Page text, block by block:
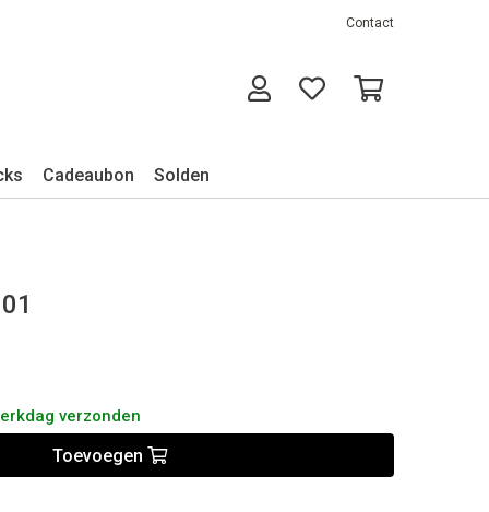
Contact
Cadeaubon Solden
verzonden
Toevoegen